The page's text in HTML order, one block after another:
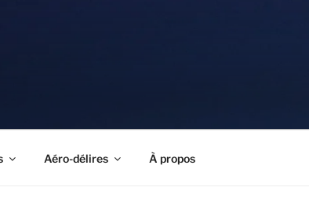
Aéro-délires À propos